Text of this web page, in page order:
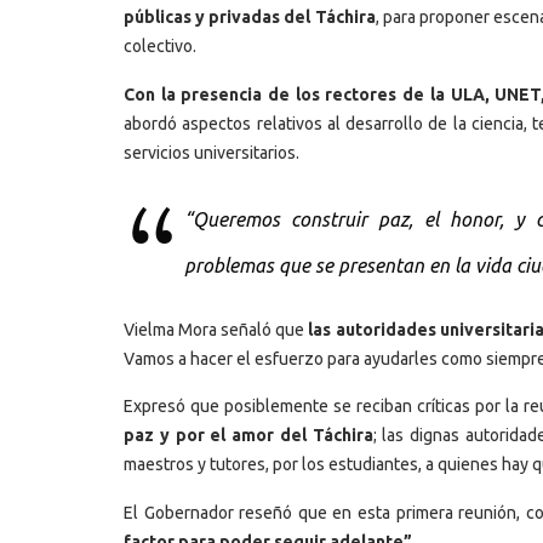
públicas y privadas del Táchira, para proponer
colectivo.
Con la presencia de los rectores de la ULA,
abordó aspectos relativos al desarrollo de la ciencia,
servicios universitarios.
“Queremos construir paz, el honor, y
problemas que se presentan en la vida
Vielma Mora señaló que las autoridades
Vamos a hacer el esfuerzo para ayudarles como
Expresó que posiblemente se reciban críticas por la
paz y por el amor del Táchira; las dignas
maestros y tutores, por los estudiantes, a quienes hay
El Gobernador reseñó que en esta primera reunión,